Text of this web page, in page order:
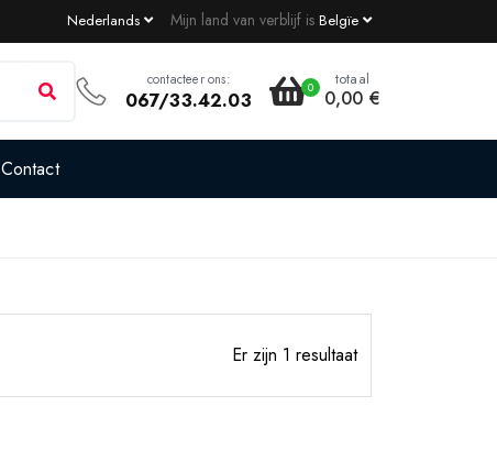
Mijn land van verblijf is Belgïe
Nederlands
contacteer ons:
067/33.42.03
0 totaal
0,00 €
Contact
Er zijn 1 resultaat